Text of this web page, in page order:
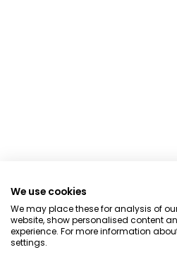
We use cookies
We may place these for analysis of
website, show personalised content
experience. For more information
settings.